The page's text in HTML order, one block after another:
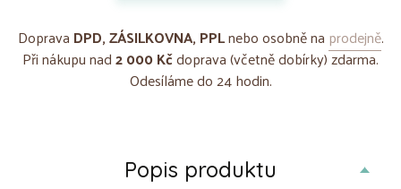
Doprava DPD, ZÁSILKOVNA, PPLnebo osobně na prodejně.
Při nákupu nad2 000 Kčdoprava (včetně dobírky) zdarma.
Odesíláme do 24 hodin.
Popis produktu